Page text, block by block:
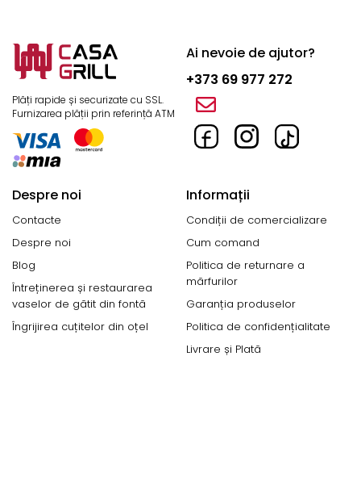
Plăți rapide și securizate cu SSL.
Furnizarea plății prin referință ATM
Ai nevoie de ajutor?
+373 69 977 272
Despre noi
Contacte
Despre noi
Blog
Întreținerea și restaurarea
vaselor de gătit din fontă
Îngrijirea cuțitelor din oțel
Informații
Condiții de comercializare
Cum comand
Politica de returnare a
mărfurilor
Garanția produselor
Politica de confidențialitate
Livrare și Plată